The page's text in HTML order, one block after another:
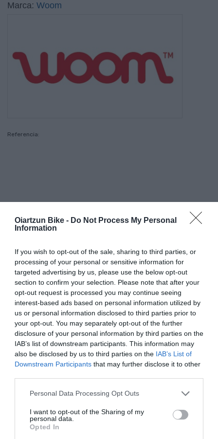
Oiartzun Bike - Do Not Process My Personal
Information
If you wish to opt-out of the sale, sharing to third parties, or
processing of your personal or sensitive information for
targeted advertising by us, please use the below opt-out
section to confirm your selection. Please note that after your
opt-out request is processed you may continue seeing
interest-based ads based on personal information utilized by
us or personal information disclosed to third parties prior to
your opt-out. You may separately opt-out of the further
disclosure of your personal information by third parties on the
IAB’s list of downstream participants. This information may
also be disclosed by us to third parties on the IAB’s List of
Downstream Participants that may further disclose it to other
Please note that this website/app uses one or more Google
not limited to your visit or usage behaviour. You may click to
grant or deny consent to Google and its third-party tags to
use your data for below specified purposes in below Google
Personal Data Processing Opt Outs
I want to opt-out of the Sharing of my
personal data.
Opted In
Marca: Woom
Referencia:
-43,75%
Mondraker
MONDRAKER DUNE R
7.999,00 € 4.499,44 €
Añadir Al Carrito
-35,29%
Mondraker
MONDRAKER CRAFTY R
2024 ED2
6.799,00 €
4.399,63 €
M
 Añadir Al Carrito